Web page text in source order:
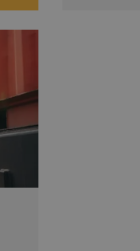
l’esportazione